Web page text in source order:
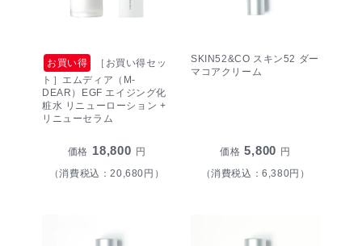
お買い得
［お買い得セッ
ト］エムディア（M-
DEAR）EGF エイジング化
粧水 リニューローション +
リニューセラム
価格 18,800 円
（消費税込：20,680円）
SKIN52&CO スキン52 ダー
マコアクリーム
価格 5,800 円
（消費税込：6,380円）